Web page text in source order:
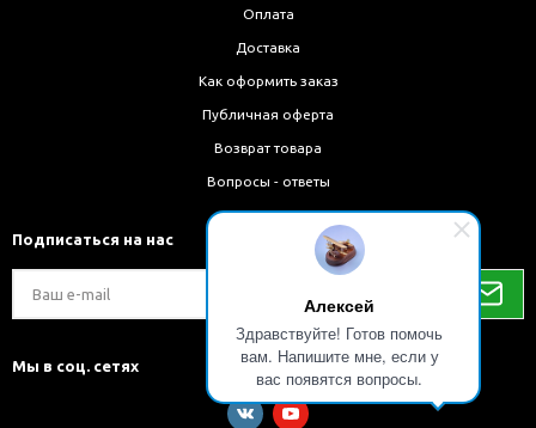
Алексей
Здравствуйте! Готов помочь
вам. Напишите мне, если у
вас появятся вопросы.
Оплата
Доставка
Как оформить заказ
Публичная оферта
Возврат товара
Вопросы - ответы
Подписаться на нас
Мы в соц. сетях